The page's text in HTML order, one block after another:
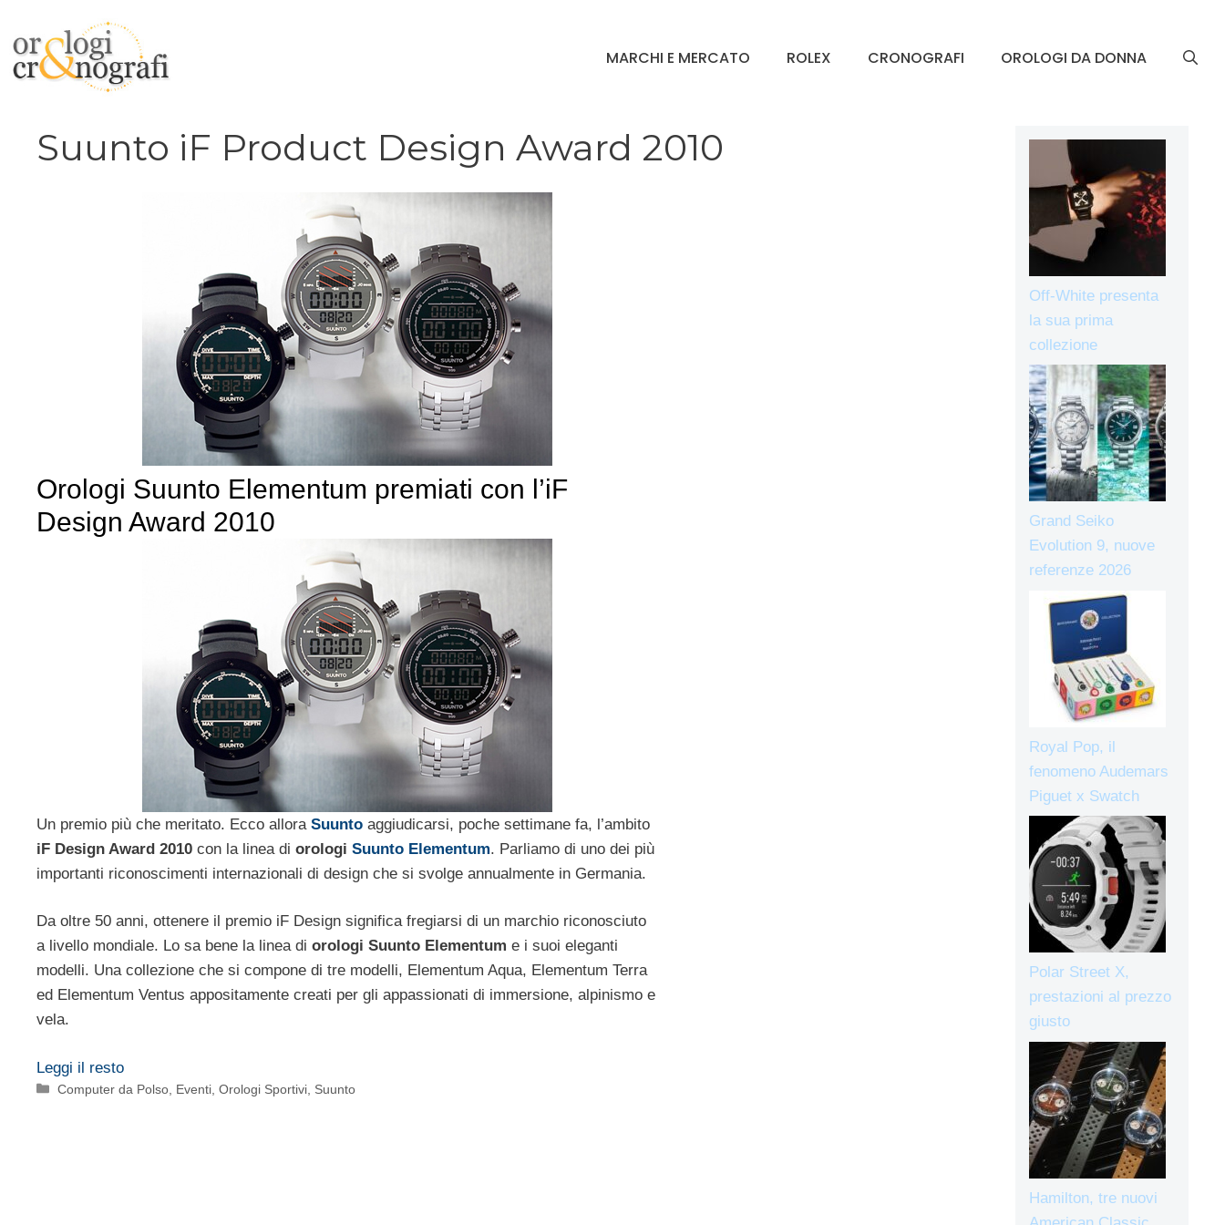
contenuto
MARCHI E MERCATO ROLEX CRONOGRAFI OROLOGI DA DONNA
Suunto iF Product Design Award 2010
Orologi Suunto Elementum premiati con l’iF
Design Award 2010
Un premio più che meritato. Ecco allora Suunto aggiudicarsi, poche settimane fa, l’ambito
iF Design Award 2010 con la linea di orologi Suunto Elementum. Parliamo di uno dei più
importanti riconoscimenti internazionali di design che si svolge annualmente in Germania.
Da oltre 50 anni, ottenere il premio iF Design significa fregiarsi di un marchio riconosciuto
a livello mondiale. Lo sa bene la linea di orologi Suunto Elementum e i suoi eleganti
modelli. Una collezione che si compone di tre modelli, Elementum Aqua, Elementum Terra
ed Elementum Ventus appositamente creati per gli appassionati di immersione, alpinismo e
vela.
Leggi il resto
Categorie
Computer da Polso Eventi ,Orologi Sportivi Suunto
Off-White presenta
la sua prima
collezione
Grand Seiko
Evolution 9, nuove
referenze 2026
Royal Pop, il
fenomeno Audemars
Piguet x Swatch
Polar Street X,
prestazioni al prezzo
giusto
Hamilton, tre nuovi